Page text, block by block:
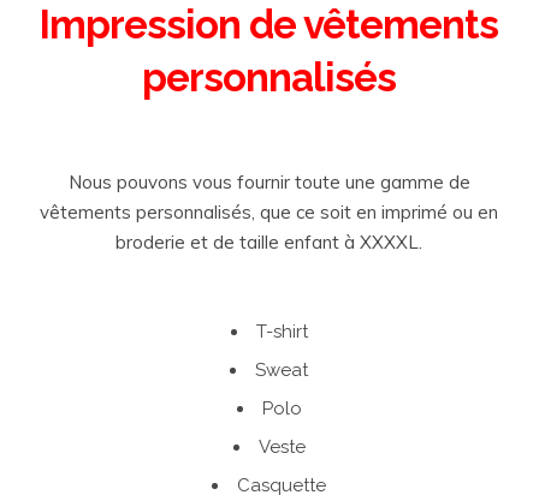
Impression de vêtements
personnalisés
Nous pouvons vous fournir toute une gamme de
vêtements personnalisés, que ce soit en imprimé ou en
broderie et de taille enfant à XXXXL.
T-shirt
Sweat
Polo
Veste
Casquette